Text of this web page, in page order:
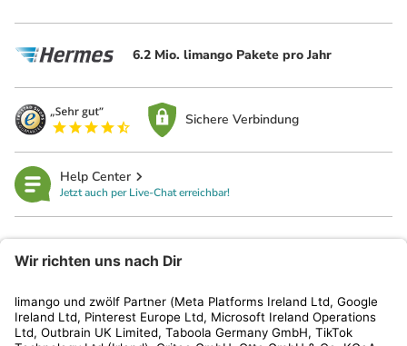
6.2 Mio. limango Pakete pro Jahr
Sichere Verbindung
Help Center
Jetzt auch per Live-Chat erreichbar!
Kundenservice